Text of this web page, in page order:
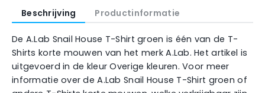
Beschrijving Productinformatie
De A.Lab Snail House T-Shirt groen is één van de T-
Shirts korte mouwen van het merk A.Lab. Het artikel is
uitgevoerd in de kleur Overige kleuren. Voor meer
informatie over de A.Lab Snail House T-Shirt groen of